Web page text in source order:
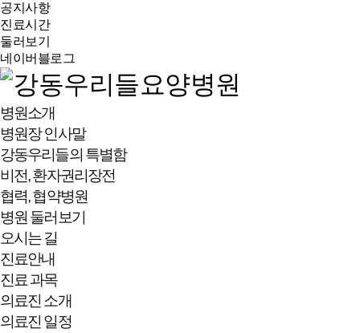
공지사항
진료시간
둘러보기
네이버블로그
병원소개
병원장 인사말
강동우리들의 특별함
비전, 환자권리장전
협력, 협약병원
병원 둘러보기
오시는 길
진료안내
진료 과목
의료진 소개
의료진 일정